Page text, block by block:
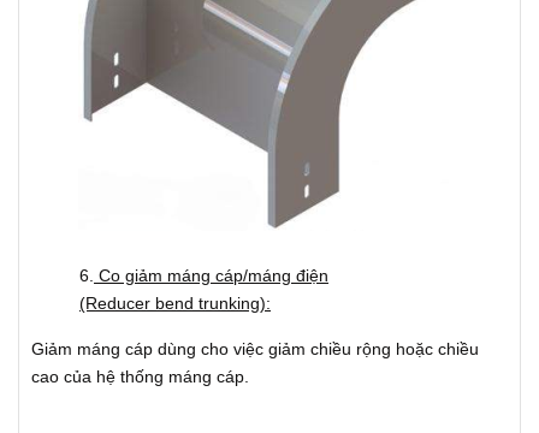
6. Co giảm máng cáp/máng điện
(Reducer bend trunking):
Giảm máng cáp dùng cho việc giảm chiều rộng hoặc chiều
cao của hệ thống máng cáp.